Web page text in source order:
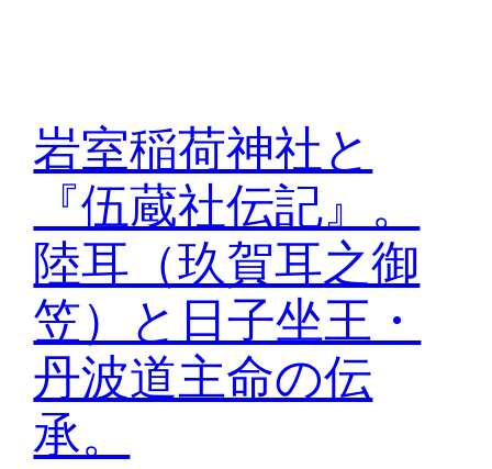
岩室稲荷神社と
『伍蔵社伝記』。
陸耳（玖賀耳之御
笠）と日子坐王・
丹波道主命の伝
承。